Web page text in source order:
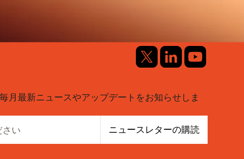
月最新ニュースやアップデートをお知らせしま
ニュースレターの購読